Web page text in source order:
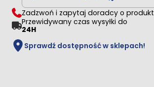
Zadzwoń i zapytaj doradcy o produkt
Przewidywany czas wysyłki do
24H
Sprawdź dostępność w sklepach!